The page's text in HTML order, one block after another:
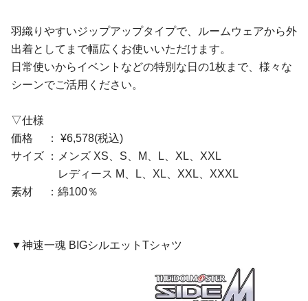
羽織りやすいジップアップタイプで、ルームウェアから外
出着としてまで幅広くお使いいただけます。
日常使いからイベントなどの特別な日の1枚まで、様々な
シーンでご活用ください。
▽仕様
価格 ： ¥6,578(税込)
サイズ ：メンズ XS、S、M、L、XL、XXL
レディース M、L、XL、XXL、XXXL
素材 ：綿100％
▼神速一魂 BIGシルエットTシャツ